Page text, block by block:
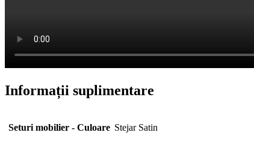
Informații suplimentare
Seturi mobilier - Culoare Stejar Satin